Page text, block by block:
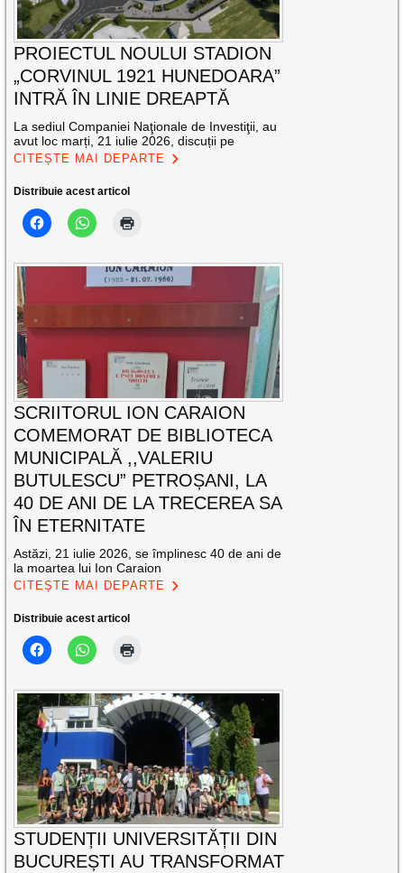
PROIECTUL NOULUI STADION
„CORVINUL 1921 HUNEDOARA”
INTRĂ ÎN LINIE DREAPTĂ
La sediul Companiei Naţionale de Investiţii, au
avut loc marți, 21 iulie 2026, discuții pe
CITEȘTE MAI DEPARTE
Distribuie acest articol
SCRIITORUL ION CARAION
COMEMORAT DE BIBLIOTECA
MUNICIPALĂ ,,VALERIU
BUTULESCU” PETROȘANI, LA
40 DE ANI DE LA TRECEREA SA
ÎN ETERNITATE
Astăzi, 21 iulie 2026, se împlinesc 40 de ani de
la moartea lui Ion Caraion
CITEȘTE MAI DEPARTE
Distribuie acest articol
STUDENȚII UNIVERSITĂȚII DIN
BUCUREȘTI AU TRANSFORMAT